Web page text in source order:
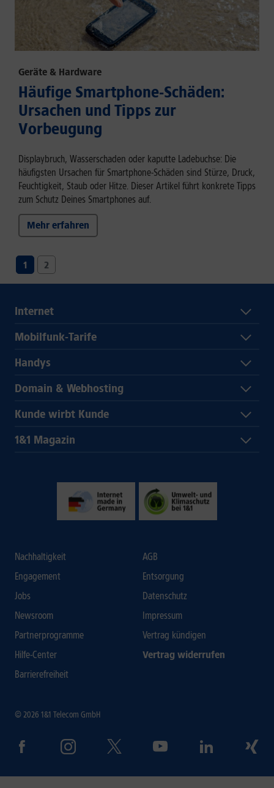
Geräte & Hardware
Häufige Smartphone-Schäden:
Ursachen und Tipps zur
Vorbeugung
Displaybruch, Wasserschaden oder kaputte Ladebuchse: Die
häufigsten Ursachen für Smartphone-Schäden sind Stürze, Druck,
Feuchtigkeit, Staub oder Hitze. Dieser Artikel führt konkrete Tipps
zum Schutz Deines Smartphones auf.
Mehr erfahren
1 2
Internet
Mobilfunk-Tarife
Handys
Domain & Webhosting
Kunde wirbt Kunde
1&1 Magazin
Nachhaltigkeit
Engagement
Jobs
Newsroom
Partnerprogramme
Hilfe-Center
Barrierefreiheit
AGB
Entsorgung
Datenschutz
Impressum
Vertrag kündigen
Vertrag widerrufen
© 2026 1&1 Telecom GmbH